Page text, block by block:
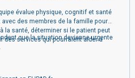
évalue physique, cognitif et santé
des membres de la famille pour
la santé, déterminer si le patient peut
des services qui pourraient aider à
que la situation devienne urgente